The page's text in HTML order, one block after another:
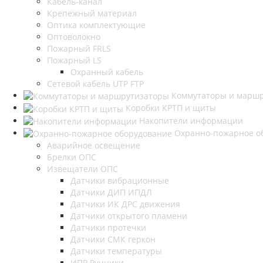
Крепежный материал
Оптика комплектующие
Оптоволокно
Пожарный FRLS
Пожарный LS
Охранный кабель
Сетевой кабель UTP FTP
Коммутаторы и
Коробки КРТП и щиты
Накопители информации
Охранно-пожарное
Аварийное освещение
Брелки ОПС
Извещатели ОПС
Датчики вибрационные
Датчики ДИП ИПДЛ
Датчики ИК ДРС движения
Датчики открытого пламени
Датчики протечки
Датчики СМК геркон
Датчики температуры